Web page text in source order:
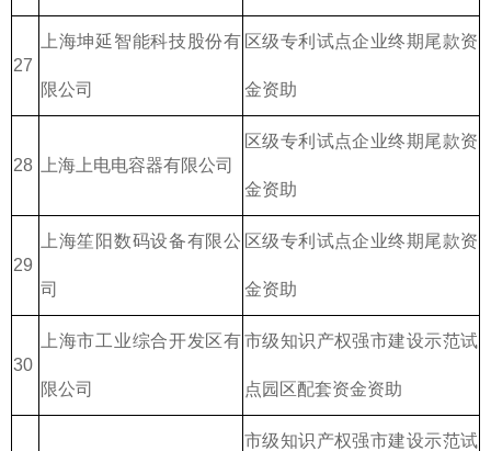
27
上海坤延智能科技股份有
限公司
区级专利试点企业终期尾款资
金资助
28 上海上电电容器有限公司
区级专利试点企业终期尾款资
金资助
29
上海笙阳数码设备有限公
司
区级专利试点企业终期尾款资
金资助
30
上海市工业综合开发区有
限公司
市级知识产权强市建设示范试
点园区配套资金资助
市级知识产权强市建设示范试